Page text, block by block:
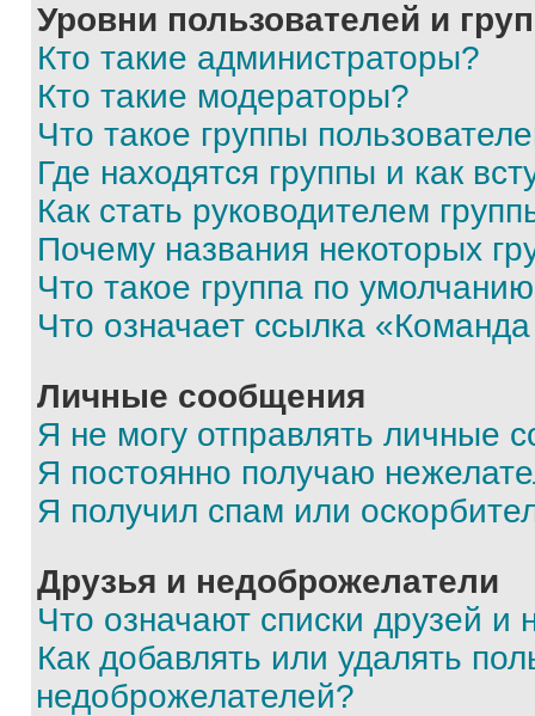
Уровни пользователей и
Кто такие администраторы?
Кто такие модераторы?
Что такое группы
Где находятся группы и как
Как стать руководителем
Почему названия некоторых
Что такое группа по
Что означает ссылка
Личные сообщения
Я не могу отправлять личные
Я постоянно получаю
Я получил спам или
Друзья и недоброжелатели
Что означают списки друзей и
Как добавлять или удалять
недоброжелателей?